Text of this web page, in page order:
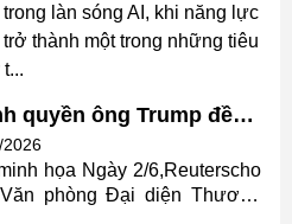
làn sóng AI, khi năng lực
thành một trong những tiêu
quyền ông Trump đề
thuế bổ sung với 60
tế
Ngày 2/6,Reuterscho
phòng Đại diện Thương